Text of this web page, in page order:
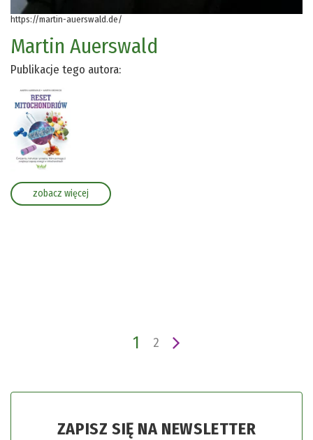
https://martin-auerswald.de/
Martin Auerswald
Publikacje tego autora:
zobacz więcej
1 2
ZAPISZ SIĘ NA NEWSLETTER